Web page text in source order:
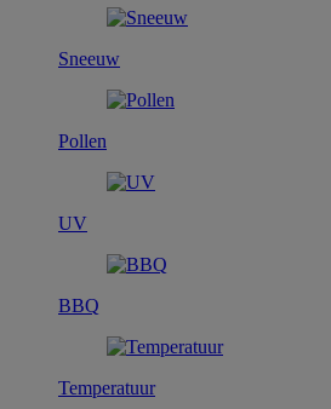
Sneeuw
Pollen
UV
BBQ
Temperatuur